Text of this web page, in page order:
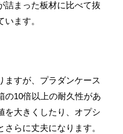
詰まった板材に比べて抜
ます。
ますが、プラダンケース
の10倍以上の耐久性があ
を大きくしたり、オプシ
らに丈夫になります。